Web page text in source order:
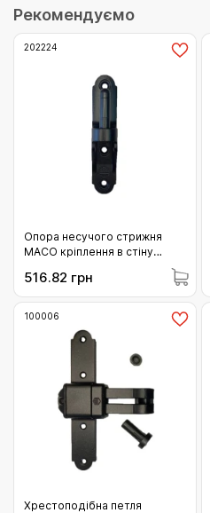
Рекомендуємо
202224
Опора несучого стрижня
MACO кріплення в стіну
516.82 грн
100006
Хрестоподібна петля